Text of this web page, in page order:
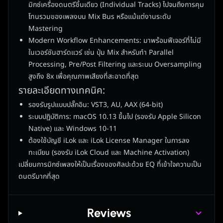
มิกซ์เครื่องดนตรีชิ้นเดียว (Individual Tracks) ไปจนถึงการคุม
โทนรวมของเพลงบน Mix Bus หรือแม้แต่งานระดับ
Mastering
Modern Workflow Enhancements: มาพร้อมฟีเจอร์ที่ไม่มี
ในเวอร์ชันฮาร์ดแวร์ เช่น ปุ่ม Mix สำหรับทำ Parallel
Processing, Pre/Post Filtering และระบบ Oversampling
สูงถึง 8x เพื่อคุณภาพเสียงที่สะอาดที่สุด
รายละเอียดทางเทคนิค:
รองรับรูปแบบปลั๊กอิน: VST3, AU, AAX (64-bit)
ระบบปฏิบัติการ: macOS 10.13 ขึ้นไป (รองรับ Apple Silicon
Native) และ Windows 10-11
ต้องใช้บัญชี iLok และ iLok License Manager ในการลง
ทะเบียน (รองรับ iLok Cloud และ Machine Activation)
เปลี่ยนการมิกซ์เพลงให้เป็นเรื่องของศิลปะด้วย EQ ที่เข้าใจความเป็น
ดนตรีมากที่สุด
Reviews